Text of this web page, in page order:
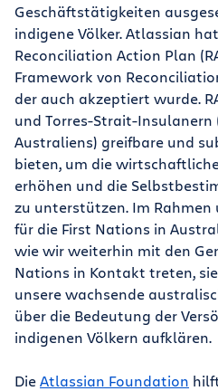
Geschäftstätigkeiten
indigene Völker. Atlassian
Reconciliation Action Plan
Framework von
der auch akzeptiert wurde.
und Torres-Strait-Insulanern
Australiens) greifbare und
bieten, um die
erhöhen und die
zu unterstützen. Im Rahmen
für die First Nations in
wie wir weiterhin mit den
Nations in Kontakt treten,
unsere wachsende
über die Bedeutung der
indigenen Völkern aufklären.
DieAtlassian Foundation